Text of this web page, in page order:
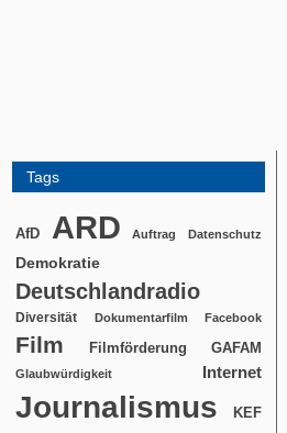
Tags
AfD ARD Auftrag Datenschutz
Demokratie
Deutschlandradio
Diversität Dokumentarfilm Facebook
Film Filmförderung GAFAM
Glaubwürdigkeit Internet
Journalismus KEF